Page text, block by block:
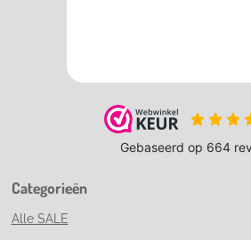
Categorieën
Alle SALE